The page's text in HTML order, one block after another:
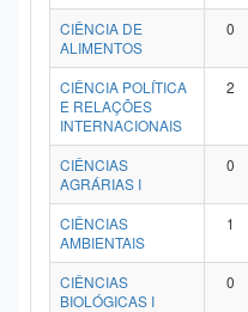
CIÊNCIA DE
ALIMENTOS
0
CIÊNCIA POLÍTICA
E RELAÇÕES
INTERNACIONAIS
2
CIÊNCIAS
AGRÁRIAS I
0
CIÊNCIAS
AMBIENTAIS
1
CIÊNCIAS
BIOLÓGICAS I
0